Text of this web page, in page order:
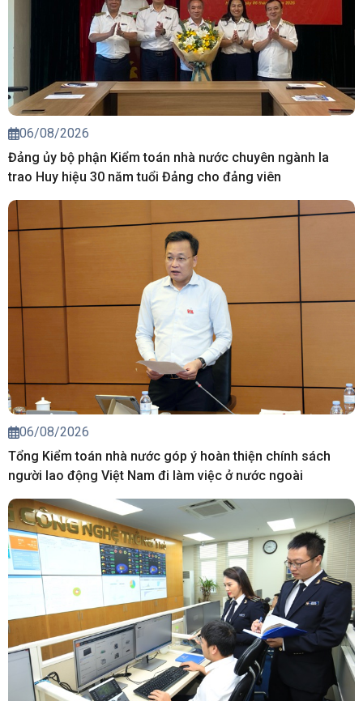
06/08/2026
Đảng ủy bộ phận Kiểm toán nhà nước chuyên ngành Ia
trao Huy hiệu 30 năm tuổi Đảng cho đảng viên
06/08/2026
Tổng Kiểm toán nhà nước góp ý hoàn thiện chính sách
người lao động Việt Nam đi làm việc ở nước ngoài